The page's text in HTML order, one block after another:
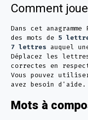
Comment
Dans cet
des mots de5
7 lettres auquel
Déplacez les
correctes en
Vous pouvez
avez besoin d'aide.
Mots à